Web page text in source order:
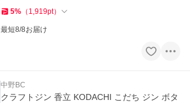
5% （ 1,919pt）
最短8/8お届け
中野BC
クラフトジン 香立 KODACHI こだち ジン ボタ